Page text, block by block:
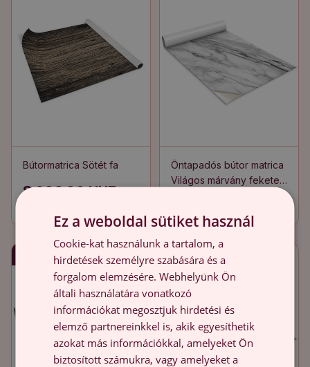
Bútormatrica Sötét fa
8 900.00 HUF
Öntapadós bútor matrica
Világos márvány fekete
Gyors szállítás Gyors szállítás
Ez a weboldal sütiket használ
Cookie-kat használunk a tartalom, a
hirdetések személyre szabására és a
forgalom elemzésére. Webhelyünk Ön
általi használatára vonatkozó
információkat megosztjuk hirdetési és
elemző partnereinkkel is, akik egyesíthetik
azokat más információkkal, amelyeket Ön
biztosított számukra, vagy amelyeket a